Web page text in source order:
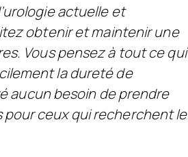
actuelle et
obtenir et maintenir une
Vous pensez à tout ce qui
la dureté de
aucun besoin de prendre
ceux qui recherchent le